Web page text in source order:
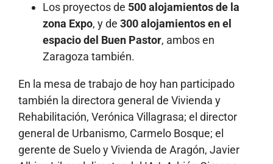
Los proyectos de 500 alojamientos de la
zona Expo, y de 300 alojamientos en el
espacio del Buen Pastor, ambos en
Zaragoza también.
En la mesa de trabajo de hoy han participado
también la directora general de Vivienda y
Rehabilitación, Verónica Villagrasa; el director
general de Urbanismo, Carmelo Bosque; el
gerente de Suelo y Vivienda de Aragón, Javier